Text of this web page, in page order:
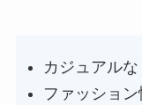
カジュアルな
ファッショ